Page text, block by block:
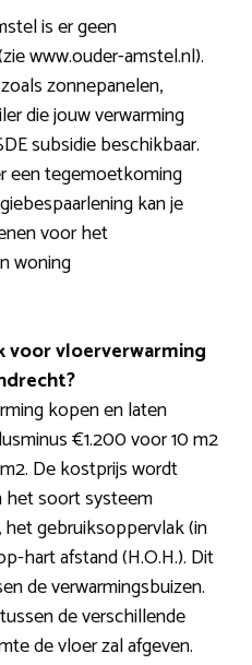
is er geen
www.ouder-amstel.nl).
zonnepanelen,
die jouw verwarming
subsidie beschikbaar.
een tegemoetkoming
kan je
voor het
woning
voor vloerverwarming
kopen en laten
€1.200 voor 10 m2
De kostprijs wordt
het soort systeem
gebruiksoppervlak (in
hart afstand (H.O.H.). Dit
de verwarmingsbuizen.
de verschillende
de vloer zal afgeven.